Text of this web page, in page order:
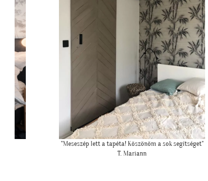
""Még egyszer köszönjük a lehetőséget, és azt is, hogy
örültök!""